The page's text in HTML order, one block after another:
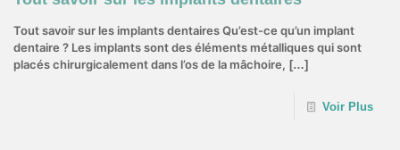
Tout savoir sur les implants dentaires Qu’est-ce qu’un implant
dentaire ? Les implants sont des éléments métalliques qui sont
placés chirurgicalement dans l’os de la mâchoire, […]
Voir Plus